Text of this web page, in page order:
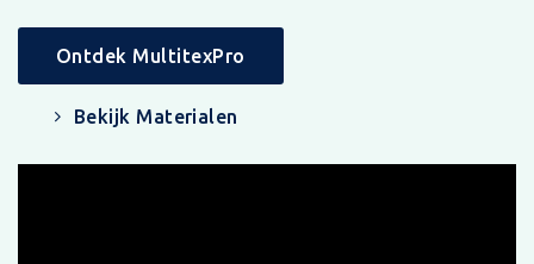
Ontdek MultitexPro
Bekijk Materialen